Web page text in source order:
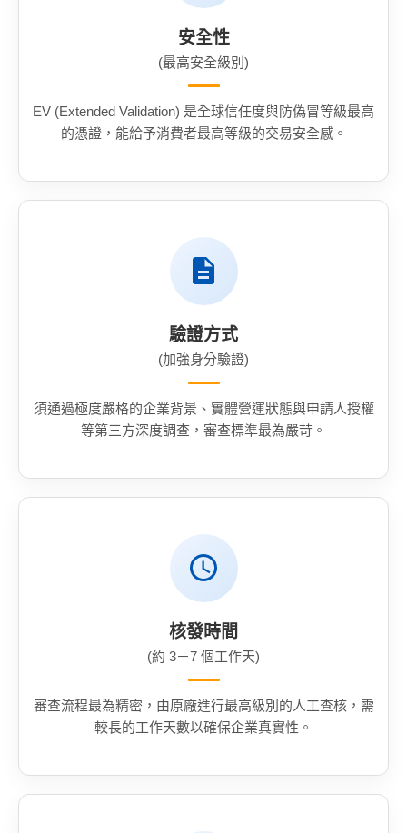
安全性
(最高安全級別)
EV (Extended Validation) 是全球信任度與防偽冒等級最高
的憑證，能給予消費者最高等級的交易安全感。
驗證方式
(加強身分驗證)
須通過極度嚴格的企業背景、實體營運狀態與申請人授權
等第三方深度調查，審查標準最為嚴苛。
核發時間
(約 3－7 個工作天)
審查流程最為精密，由原廠進行最高級別的人工查核，需
較長的工作天數以確保企業真實性。